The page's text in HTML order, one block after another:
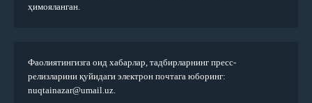
ҳимояланган.
Фаолиятингизга оид хабарлар, тадбирларнинг пресс-
релизларини қуйидаги электрон почтага юборинг:
nuqtainazar@umail.uz.